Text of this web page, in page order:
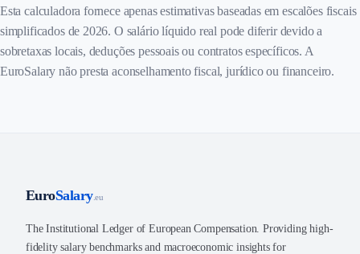
Esta calculadora fornece apenas estimativas baseadas em escalões fiscais
simplificados de 2026. O salário líquido real pode diferir devido a
sobretaxas locais, deduções pessoais ou contratos específicos. A
EuroSalary não presta aconselhamento fiscal, jurídico ou financeiro.
EuroSalary.eu
The Institutional Ledger of European Compensation. Providing high-
fidelity salary benchmarks and macroeconomic insights for